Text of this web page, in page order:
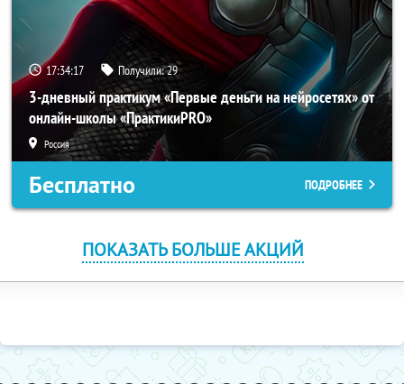
17:34:16 Получили:29
3-дневный практикум «Первые деньги на нейросетях» от
онлайн-школы «ПрактикиPRO»
Россия
Бесплатно ПОДРОБНЕЕ
ПОКАЗАТЬ БОЛЬШЕ АКЦИЙ